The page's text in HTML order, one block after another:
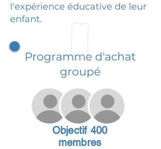
l'expérience éducative de leur
enfant.
Programme d'achat
groupé
Objectif 400
membres